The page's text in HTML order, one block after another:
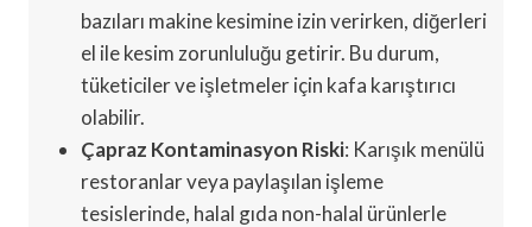
bazıları makine kesimine izin verirken, diğerleri
el ile kesim zorunluluğu getirir. Bu durum,
tüketiciler ve işletmeler için kafa karıştırıcı
olabilir.
Çapraz Kontaminasyon Riski: Karışık menülü
restoranlar veya paylaşılan işleme
tesislerinde, halal gıda non-halal ürünlerle